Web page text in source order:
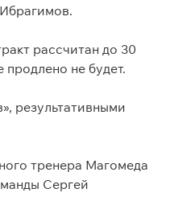
рассчитан до 30
не будет.
результативными
тренера Магомеда
Сергей